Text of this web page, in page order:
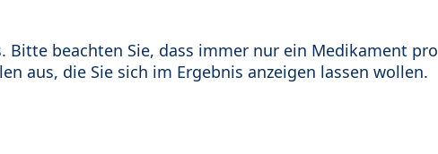
beachten Sie, dass immer nur ein Medikament pro
aus, die Sie sich im Ergebnis anzeigen lassen wollen.